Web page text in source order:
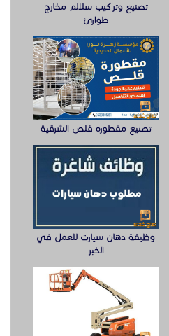
تصنيع وتركيب سلالم مخارج
طوارئ
تصنيع مقطوره قلص الشرقية
وظيفة دهان سيارت للعمل في
الخبر